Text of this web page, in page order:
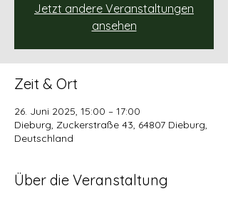
Jetzt andere Veranstaltungen
ansehen
Zeit & Ort
26. Juni 2025, 15:00 – 17:00
Dieburg, Zuckerstraße 43, 64807 Dieburg,
Deutschland
Über die Veranstaltung